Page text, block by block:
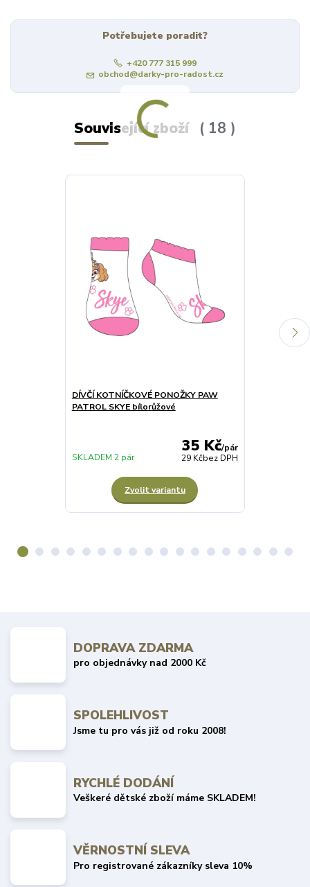
Potřebujete poradit?
+420 777 315 999
obchod@darky-pro-radost.cz
Související zboží 18
DÍVČÍ KOTNÍČKOVÉ PONOŽKY PAW
PATROL SKYE bílorůžové
35 Kč/pár
29 Kčbez DPH
SKLADEM 2 pár
Zvolit variantu
DOPRAVA ZDARMA
pro objednávky nad 2000 Kč
SPOLEHLIVOST
Jsme tu pro vás již od roku 2008!
RYCHLÉ DODÁNÍ
Veškeré dětské zboží máme SKLADEM!
VĚRNOSTNÍ SLEVA
Pro registrované zákazníky sleva 10%